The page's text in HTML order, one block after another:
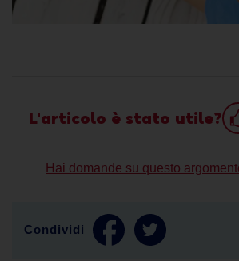
L'articolo è stato utile?
Hai domande su questo
Condividi